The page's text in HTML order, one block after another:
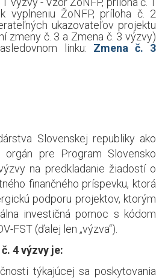
vyplneniu ŽoNFP, príloha č. 2
ukazovateľov projektu
zmeny č. 3 a Zmena č. 3 výzvy)
linku: Zmena č. 3
Slovenskej republiky ako
orgán pre Program Slovensko
na predkladanie žiadostí o
finančného príspevku, ktorá
podporu projektov, ktorým
investičná pomoc s kódom
FST (ďalej len „výzva“).
4 výzvy je:
týkajúcej sa poskytovania